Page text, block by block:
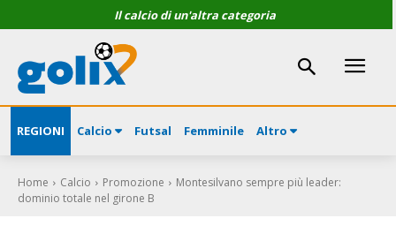
Il calcio di un'altra categoria
REGIONI Calcio Futsal Femminile Altro
Home Calcio Promozione
Montesilvano sempre più leader:
dominio totale nel girone B